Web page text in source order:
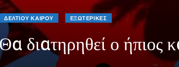
ΔΕΛΤΙΟΥ ΚΑΙΡΟΥ ΕΞΩΤΕΡΙΚΕΣ
Θα διατηρηθεί ο ήπιος